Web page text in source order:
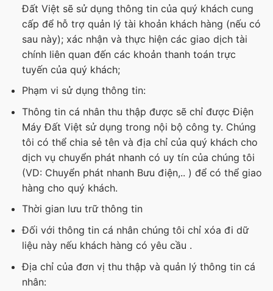
Đất Việt sẽ sử dụng thông tin của quý khách cung
cấp để hỗ trợ quản lý tài khoản khách hàng (nếu có
sau này); xác nhận và thực hiện các giao dịch tài
chính liên quan đến các khoản thanh toán trực
tuyến của quý khách;
Phạm vi sử dụng thông tin:
Thông tin cá nhân thu thập được sẽ chỉ được Điện
Máy Đất Việt sử dụng trong nội bộ công ty. Chúng
tôi có thể chia sẻ tên và địa chỉ của quý khách cho
dịch vụ chuyển phát nhanh có uy tín của chúng tôi
(VD: Chuyển phát nhanh Bưu điện,.. ) để có thể giao
hàng cho quý khách.
Thời gian lưu trữ thông tin
Đối với thông tin cá nhân chúng tôi chỉ xóa đi dữ
liệu này nếu khách hàng có yêu cầu .
Địa chỉ của đơn vị thu thập và quản lý thông tin cá
nhân: